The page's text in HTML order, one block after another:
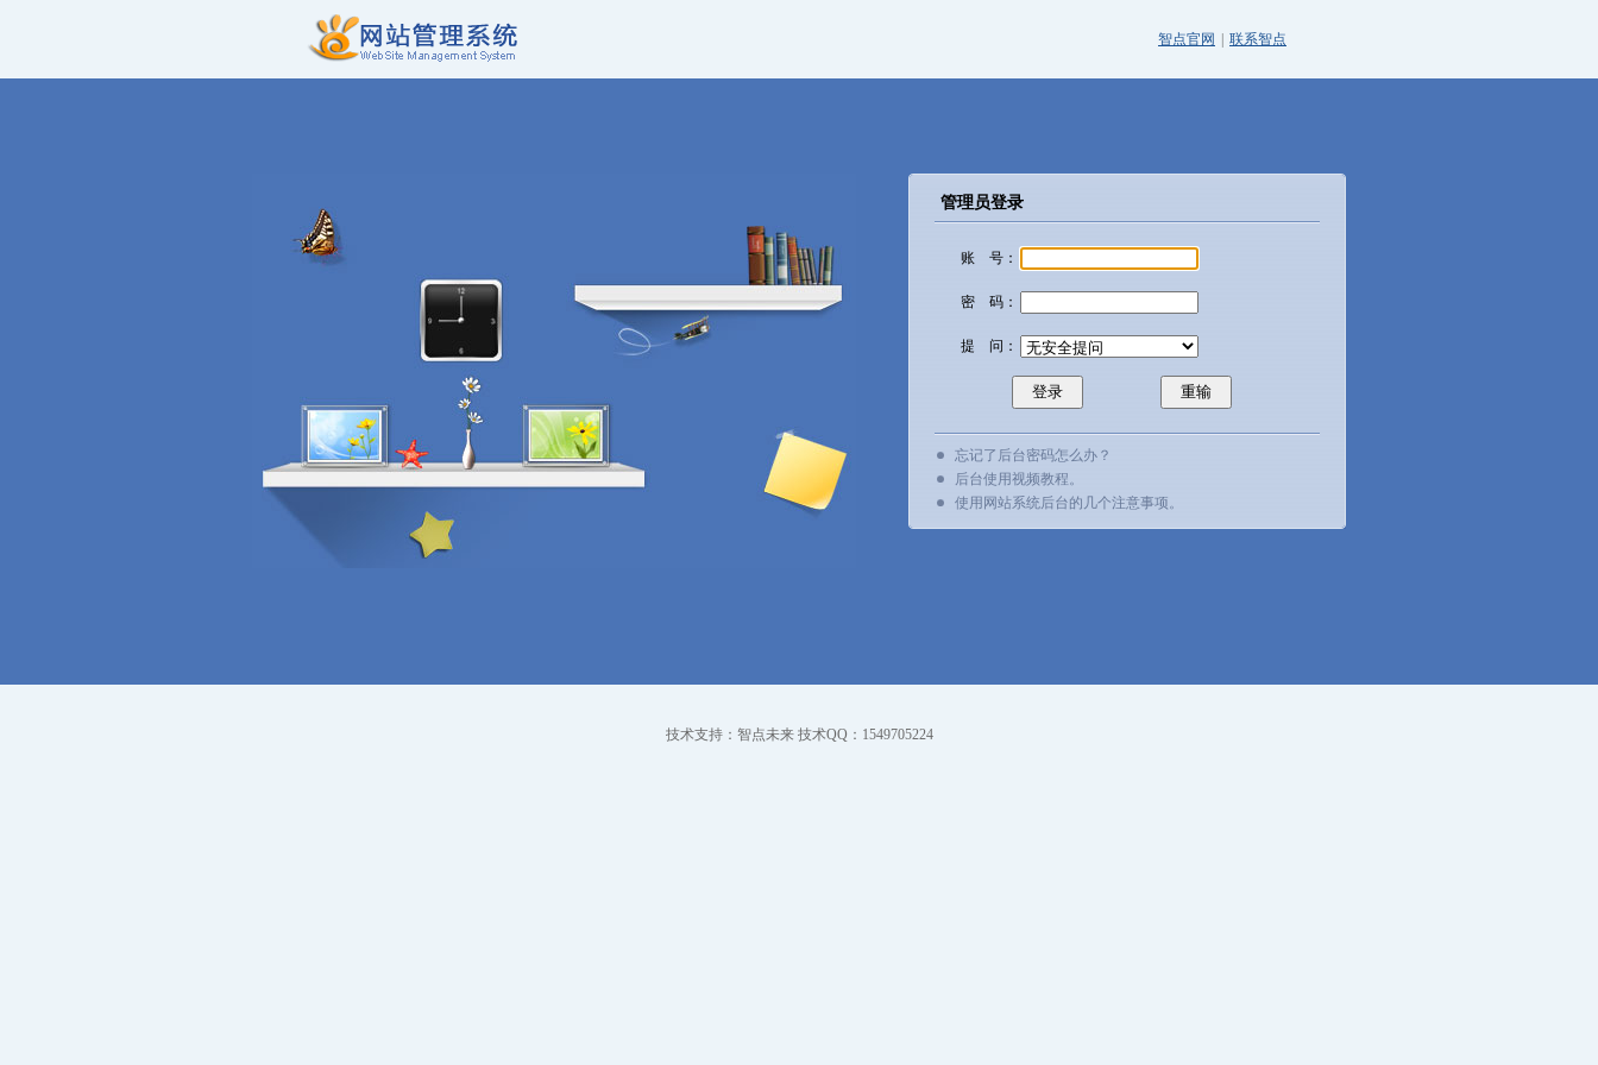
智点官网 联系智点
管理员登录
账 号：
密 码：
提 问：
忘记了后台密码怎么办？
后台使用视频教程。
使用网站系统后台的几个注意事项。
技术支持：智点未来 技术QQ：1549705224